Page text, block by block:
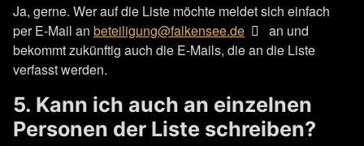
Ja, gerne. Wer auf die Liste möchte meldet sich einfach
per E-Mail an beteiligung@falkensee.de
an und
bekommt zukünftig auch die E-Mails, die an die Liste
verfasst werden.
5. Kann ich auch an einzelnen
Personen der Liste schreiben?